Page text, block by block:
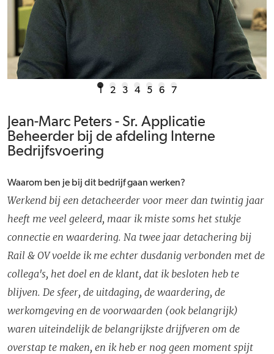
1 2 3 4 5 6 7
Jean-Marc Peters - Sr. Applicatie
Beheerder bij de afdeling Interne
Bedrijfsvoering
Waarom ben je bij dit bedrijf gaan werken?
Werkend bij een detacheerder voor meer dan twintig jaar
heeft me veel geleerd, maar ik miste soms het stukje
connectie en waardering. Na twee jaar detachering bij
Rail & OV voelde ik me echter dusdanig verbonden met de
collega's, het doel en de klant, dat ik besloten heb te
blijven. De sfeer, de uitdaging, de waardering, de
werkomgeving en de voorwaarden (ook belangrijk)
waren uiteindelijk de belangrijkste drijfveren om de
overstap te maken, en ik heb er nog geen moment spijt